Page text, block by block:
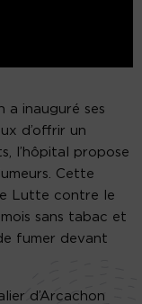
a inauguré ses
d’offrir un
l’hôpital propose
Cette
Lutte contre le
sans tabac et
fumer devant
d’Arcachon